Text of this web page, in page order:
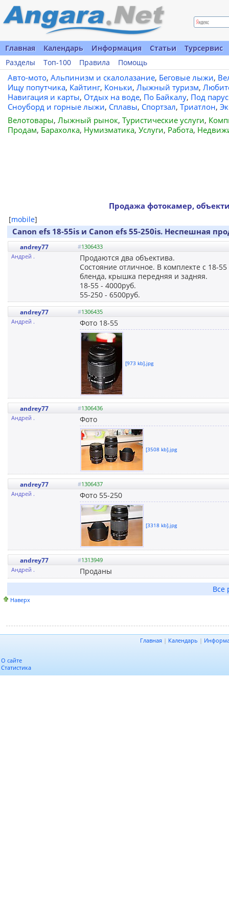
Главная Календарь Информация Статьи
Турсервис
Разделы
Топ-100 Правила Помощь
Авто-мото, Альпинизм и скалолазание, Беговые лыжи,
Ищу попутчика, Кайтинг, Коньки, Лыжный туризм,
Навигация и карты, Отдых на воде, По Байкалу, Под
Сноуборд и горные лыжи, Сплавы, Спортзал, Триатлон,
Велотовары, Лыжный рынок, Туристические услуги,
Продам, Барахолка, Нумизматика, Услуги, Работа,
Продажа фотокамер,
[mobile]
Canon efs 18-55is и Canon efs 55-250is. Неспешная
andrey77 #1306433
Андрей .
Продаются два объектива.
Состояние отличное. В комплекте с 18-
бленда, крышка передняя и задняя.
18-55 - 4000руб.
55-250 - 6500руб.
andrey77 #1306435
Андрей .
Фото 18-55
[973 kb].jpg
andrey77 #1306436
Андрей .
Фото
[3508 kb].jpg
andrey77 #1306437
Андрей .
Фото 55-250
[3318 kb].jpg
andrey77 #1313949
Андрей .
Проданы
Все
Наверх
Главная | Календарь |
О сайте
Статистика